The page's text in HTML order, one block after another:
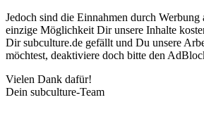
Jedoch sind die Einnahmen durch Werbung
einzige Möglichkeit Dir unsere Inhalte
Dir subculture.de gefällt und Du unsere
möchtest, deaktiviere doch bitte den
Vielen Dank dafür!
Dein subculture-Team